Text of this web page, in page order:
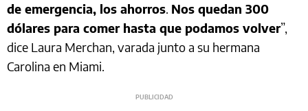
de emergencia, los ahorros. Nos quedan 300
dólares para comer hasta que podamos volver”,
dice Laura Merchan, varada junto a su hermana
Carolina en Miami.